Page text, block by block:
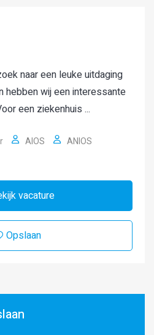
naar een leuke uitdaging
hebben wij een interessante
een ziekenhuis ...
AIOS
ANIOS
vacature
Opslaan